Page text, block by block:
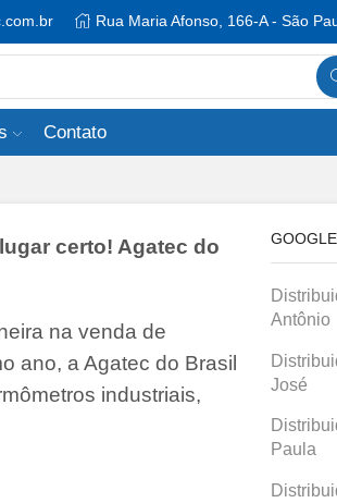
Rua Maria Afonso, 166-A - São
Contato
certo! Agatec do
na venda de
ano, a Agatec do Brasil
industriais,
GOOGLE
Antônio
José
Paula